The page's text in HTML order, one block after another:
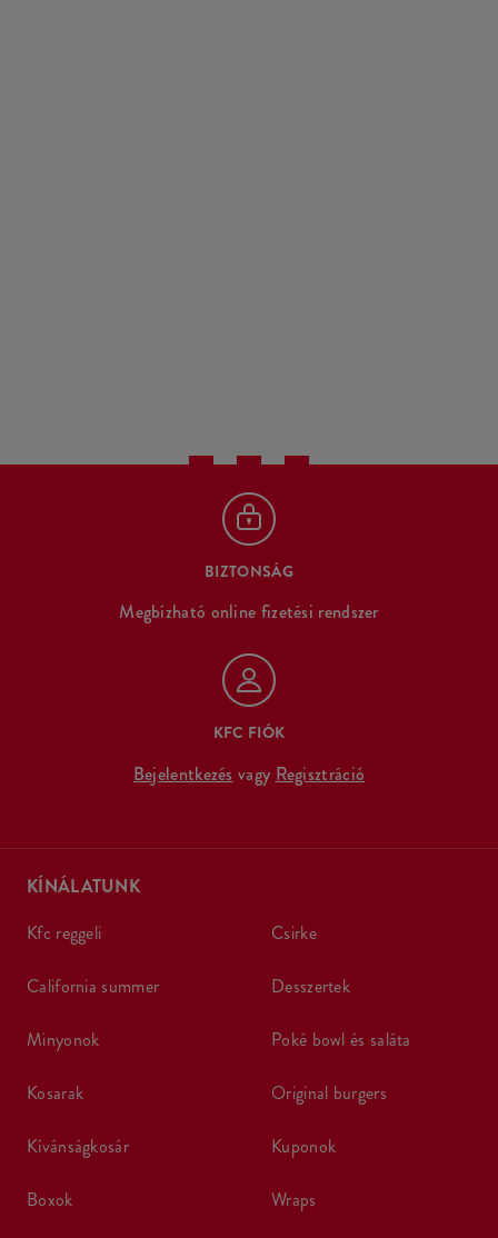
BIZTONSÁG
Megbízható online fizetési rendszer
KFC FIÓK
Bejelentkezés vagy Regisztráció
KÍNÁLATUNK
kfc reggeli
california summer
minyonok
kosarak
kívánságkosár
boxok
csirke
desszertek
poké bowl és saláta
original burgers
kuponok
wraps